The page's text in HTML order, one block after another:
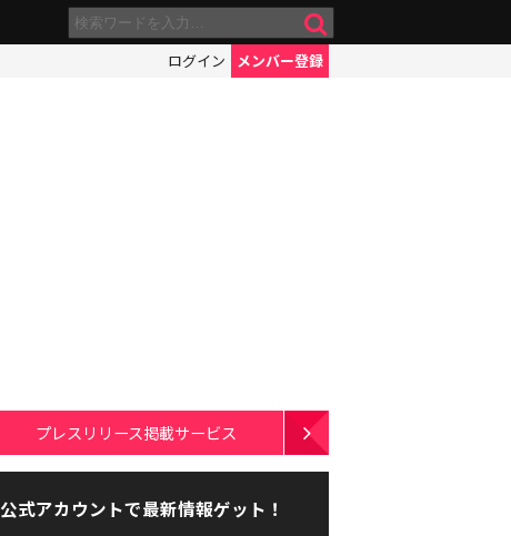
ログイン メンバー登録
プレスリリース掲載サービス
公式アカウントで最新情報ゲット！